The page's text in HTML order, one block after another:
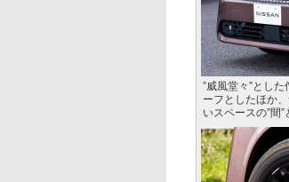
”威風堂々”とし
ーフとしたほか
いスペースの”間